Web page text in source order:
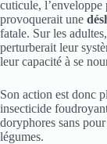
cuticule, l’enveloppe
provoquerait une
fatale. Sur les
perturberait leur
leur capacité à se
Son action est donc
insecticide
doryphores sans
légumes.